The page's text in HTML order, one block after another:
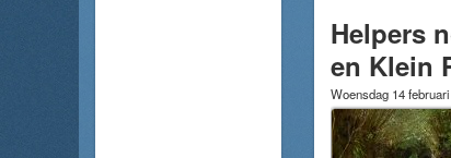
Helpers
en Klein
Woensdag 14